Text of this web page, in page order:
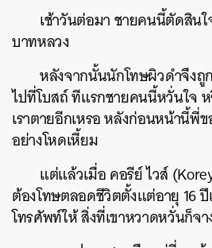
เช้าวันต่อมา ชายคนนี้ตัดสิน
บาทหลวง
หลังจากนั้นนักโทษผิวดำจึงถู
ไปที่โบสถ์ ทีแรกชายคนนี้หวั่นใจ
เราตายอีกเหรอ หลังก่อนหน้านี้พี่
อย่างโหดเหี้ยม
แต่แล้วเมื่อ คอรีย์ ไวส์
ต้องโทษตลอดชีวิตตั้งแต่อายุ 16
โทรศัพท์ให้ สิ่งที่เขาหวาดหวั่นก็จา